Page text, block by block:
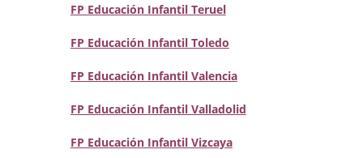
FP Educación Infantil Teruel
FP Educación Infantil Toledo
FP Educación Infantil Valencia
FP Educación Infantil Valladolid
FP Educación Infantil Vizcaya